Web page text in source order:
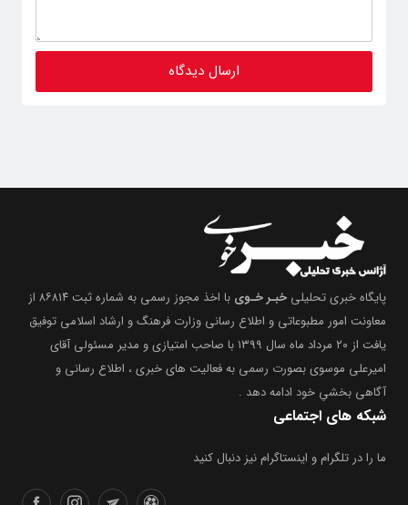
پایگاه خبری تحلیلی خبـر خـوی
با اخذ مجوز رسمی به شماره ثبت ۸۶۸۱۴ از
معاونت امور مطبوعاتی و اطلاع رسانی وزارت فرهنگ و ارشاد اسلامی توفیق
یافت از ۲۰ مرداد ماه سال ۱۳۹۹ با صاحب امتیازی و مدیر مسئولی آقای
امیرعلی موسوی بصورت رسمی به فعالیت های خبری ، اطلاع رسانی و
آگاهی بخشیِ خود ادامه دهد .
شبکه های اجتماعی
ما را در تلگرام و اینستاگرام نیز دنبال کنید